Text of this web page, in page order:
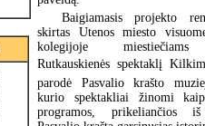
Baigiamasis projekto
skirtas Utenos miesto
kolegijoje
Rutkauskienės spektaklį
parodė Pasvalio krašto
kurio spektakliai žinomi kaip
programos, prikeliančios iš